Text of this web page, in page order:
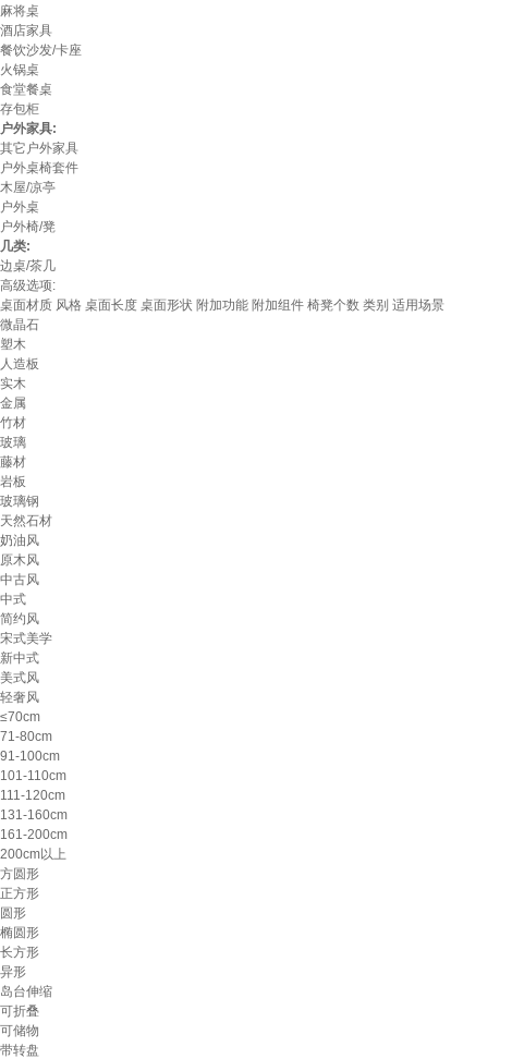
麻将桌
酒店家具
餐饮沙发/卡座
火锅桌
食堂餐桌
存包柜
户外家具:
其它户外家具
户外桌椅套件
木屋/凉亭
户外桌
户外椅/凳
几类:
边桌/茶几
高级选项:
桌面材质 风格 桌面长度 桌面形状 附加功能 附加组件 椅凳个数 类别 适用场景
微晶石
塑木
人造板
实木
金属
竹材
玻璃
藤材
岩板
玻璃钢
天然石材
奶油风
原木风
中古风
中式
简约风
宋式美学
新中式
美式风
轻奢风
≤70cm
71-80cm
91-100cm
101-110cm
111-120cm
131-160cm
161-200cm
200cm以上
方圆形
正方形
圆形
椭圆形
长方形
异形
岛台伸缩
可折叠
可储物
带转盘